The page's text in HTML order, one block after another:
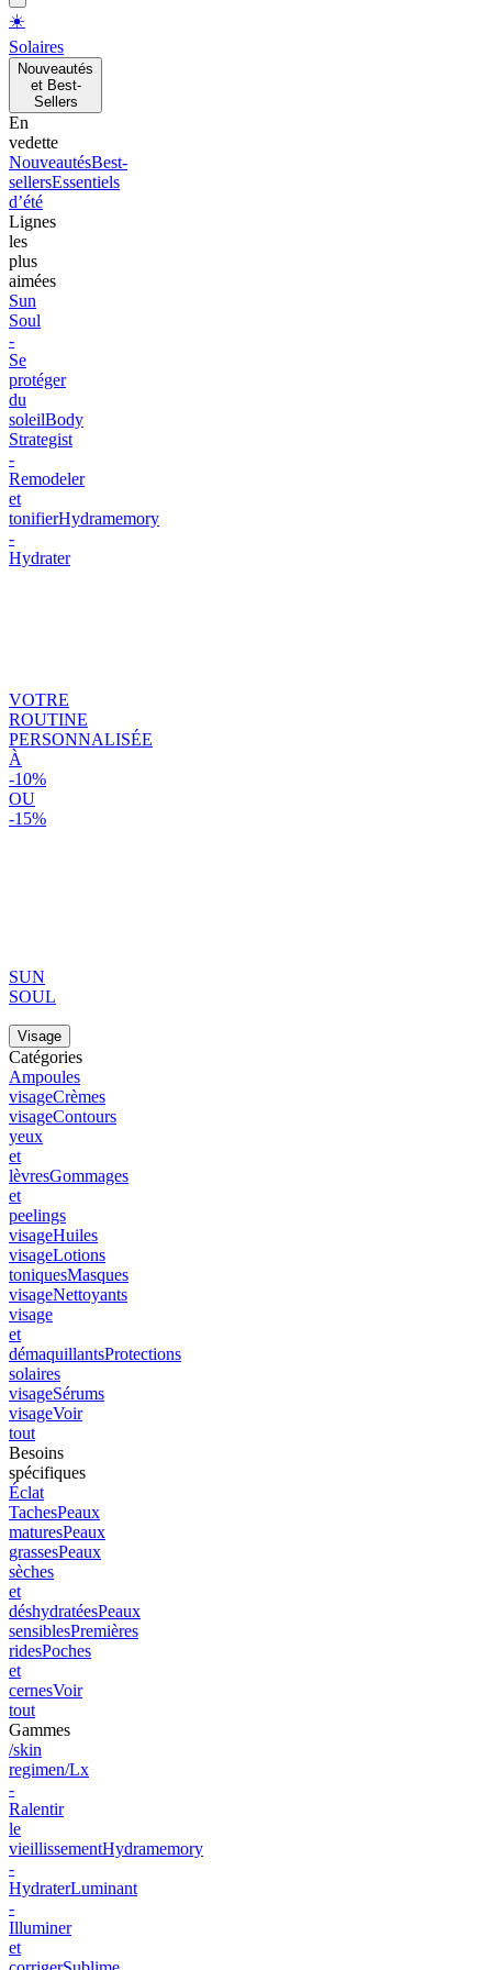
☀️
Solaires
Nouveautés
et Best-
Sellers
En
vedette
NouveautésBest-
sellersEssentiels
d’été
Lignes
les
plus
aimées
Sun
Soul
-
Se
protéger
du
soleilBody
Strategist
-
Remodeler
et
tonifierHydramemory
-
Hydrater
VOTRE
ROUTINE
PERSONNALISÉE
À
-10%
OU
-15%
SUN
SOUL
Visage
Catégories
Ampoules
visageCrèmes
visageContours
yeux
et
lèvresGommages
et
peelings
visageHuiles
visageLotions
toniquesMasques
visageNettoyants
visage
et
démaquillantsProtections
solaires
visageSérums
visageVoir
tout
Besoins
spécifiques
Éclat
TachesPeaux
maturesPeaux
grassesPeaux
sèches
et
déshydratéesPeaux
sensiblesPremières
ridesPoches
et
cernesVoir
tout
Gammes
/skin
regimen/Lx
-
Ralentir
le
vieillissementHydramemory
-
HydraterLuminant
-
Illuminer
et